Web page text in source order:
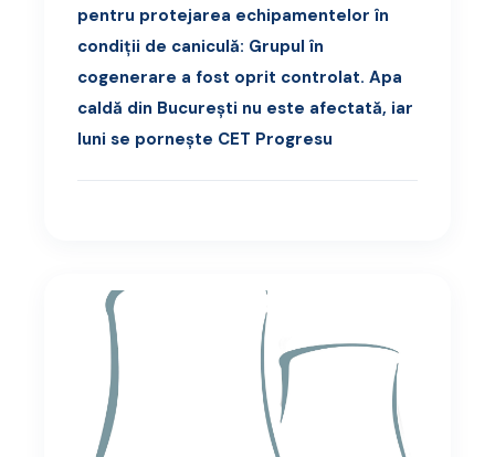
pentru protejarea echipamentelor în
condiții de caniculă: Grupul în
cogenerare a fost oprit controlat. Apa
caldă din București nu este afectată, iar
luni se pornește CET Progresu